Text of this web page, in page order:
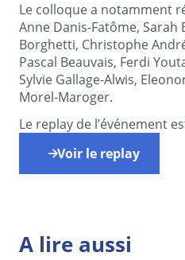
Le colloque a notamment
Anne Danis-Fatôme, Sarah
Borghetti, Christophe
Pascal Beauvais, Ferdi
Sylvie Gallage-Alwis,
Morel-Maroger.
Le replay de l’événement
Voir le replay
A lire aussi